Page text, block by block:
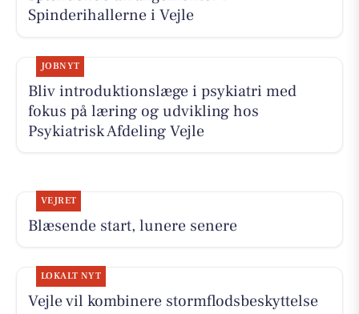
Spinderihallerne i Vejle
JOBNYT
Bliv introduktionslæge i psykiatri med
fokus på læring og udvikling hos
Psykiatrisk Afdeling Vejle
VEJRET
Blæsende start, lunere senere
LOKALT NYT
Vejle vil kombinere stormflodsbeskyttelse